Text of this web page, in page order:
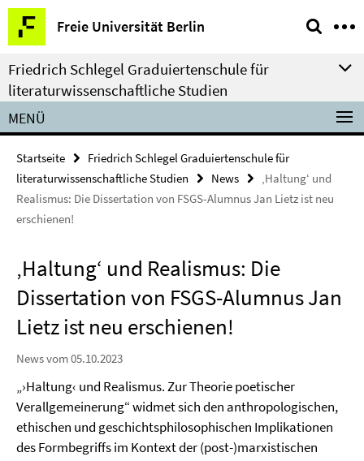
Springe
direkt
zu
Inhalt
Freie Universität Berlin
Service-
Navigation
Friedrich Schlegel Graduiertenschule für
literaturwissenschaftliche Studien
MENÜ
Startseite
Friedrich Schlegel Graduiertenschule für
literaturwissenschaftliche Studien
News
‚Haltung‘ und
Realismus: Die Dissertation von FSGS-Alumnus Jan Lietz ist neu
erschienen!
‚Haltung‘ und Realismus: Die
Dissertation von FSGS-Alumnus Jan
Lietz ist neu erschienen!
News vom 05.10.2023
„›Haltung‹ und Realismus. Zur Theorie poetischer
Verallgemeinerung“ widmet sich den anthropologischen,
ethischen und geschichtsphilosophischen Implikationen
des Formbegriffs im Kontext der (post-)marxistischen